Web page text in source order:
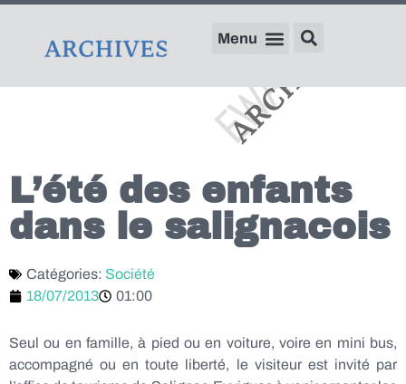
L’été des enfants
dans le salignacois
Catégories: Société
18/07/2013
01:00
Seul ou en famille, à pied ou en voiture, voire en mini bus,
accompagné ou en toute liberté, le visiteur est invité par